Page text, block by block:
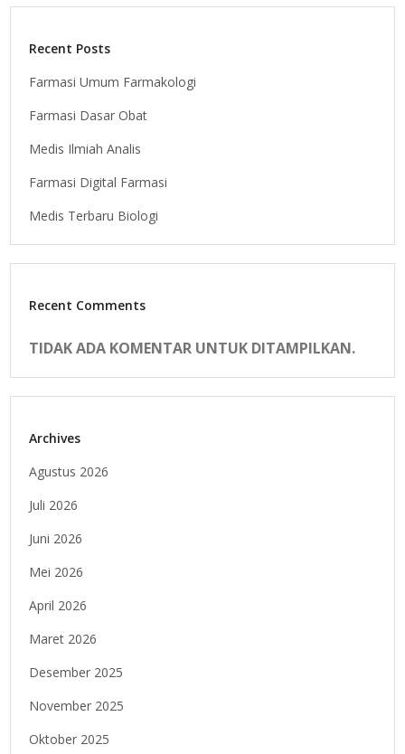
Recent Posts
Farmasi Umum Farmakologi
Farmasi Dasar Obat
Medis Ilmiah Analis
Farmasi Digital Farmasi
Medis Terbaru Biologi
Recent Comments
TIDAK ADA KOMENTAR UNTUK DITAMPILKAN.
Archives
Agustus 2026
Juli 2026
Juni 2026
Mei 2026
April 2026
Maret 2026
Desember 2025
November 2025
Oktober 2025